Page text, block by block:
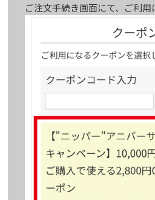
ご注文手続き画面にて、ご利